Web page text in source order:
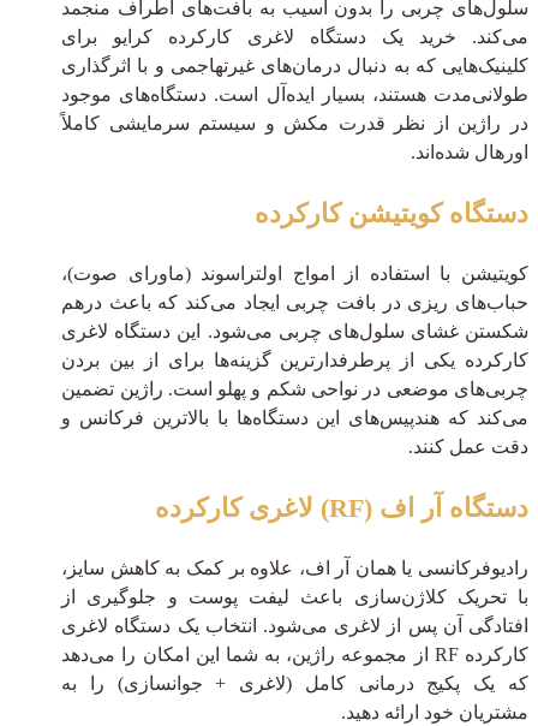
سلول‌های چربی را بدون آسیب به بافت‌های اطراف منجمد
می‌کند. خرید یک دستگاه لاغری کارکرده کرایو برای
کلینیک‌هایی که به دنبال درمان‌های غیرتهاجمی و با اثرگذاری
طولانی‌مدت هستند، بسیار ایده‌آل است. دستگاه‌های موجود
در راژین از نظر قدرت مکش و سیستم سرمایشی کاملاً
اورهال شده‌اند.
دستگاه کویتیشن کارکرده
کویتیشن با استفاده از امواج اولتراسوند (ماورای صوت)،
حباب‌های ریزی در بافت چربی ایجاد می‌کند که باعث درهم
شکستن غشای سلول‌های چربی می‌شود. این دستگاه لاغری
کارکرده یکی از پرطرفدارترین گزینه‌ها برای از بین بردن
چربی‌های موضعی در نواحی شکم و پهلو است. راژین تضمین
می‌کند که هندپیس‌های این دستگاه‌ها با بالاترین فرکانس و
دقت عمل کنند.
دستگاه آر اف (RF) لاغری کارکرده
رادیوفرکانسی یا همان آر اف، علاوه بر کمک به کاهش سایز،
با تحریک کلاژن‌سازی باعث لیفت پوست و جلوگیری از
افتادگی آن پس از لاغری می‌شود. انتخاب یک دستگاه لاغری
کارکرده RF از مجموعه راژین، به شما این امکان را می‌دهد
که یک پکیج درمانی کامل (لاغری + جوانسازی) را به
مشتریان خود ارائه دهید.